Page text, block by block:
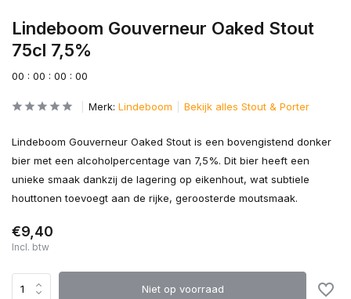
Lindeboom Gouverneur Oaked Stout
75cl 7,5%
00 : 00 : 00 : 00
Merk: Lindeboom Bekijk alles Stout & Porter
Lindeboom Gouverneur Oaked Stout is een bovengistend donker
bier met een alcoholpercentage van 7,5%. Dit bier heeft een
unieke smaak dankzij de lagering op eikenhout, wat subtiele
houttonen toevoegt aan de rijke, geroosterde moutsmaak.
€9,40
Incl. btw
Niet op voorraad